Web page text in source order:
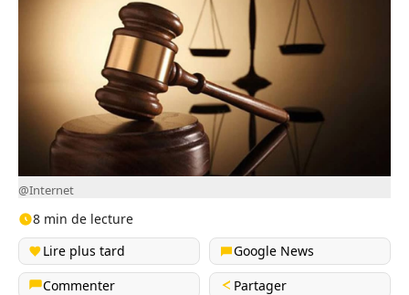
@Internet
8 min de lecture
Lire plus tard
Google News
Commenter
Partager